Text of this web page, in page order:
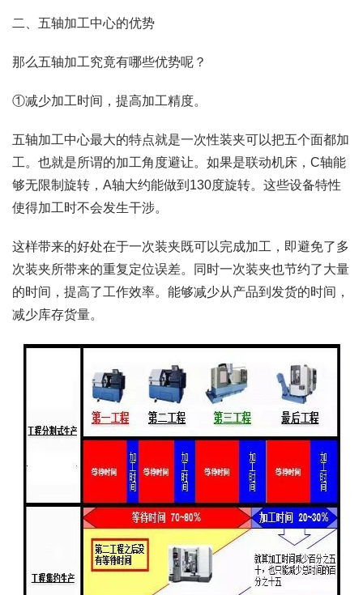
二、五轴加工中心的优势
那么五轴加工究竟有哪些优势呢？
①减少加工时间，提高加工精度。
五轴加工中心最大的特点就是一次性装夹可以把五个面都加
工。也就是所谓的加工角度避让。如果是联动机床，C轴能
够无限制旋转，A轴大约能做到130度旋转。这些设备特性
使得加工时不会发生干涉。
这样带来的好处在于一次装夹既可以完成加工，即避免了多
次装夹所带来的重复定位误差。同时一次装夹也节约了大量
的时间，提高了工作效率。能够减少从产品到发货的时间，
减少库存货量。